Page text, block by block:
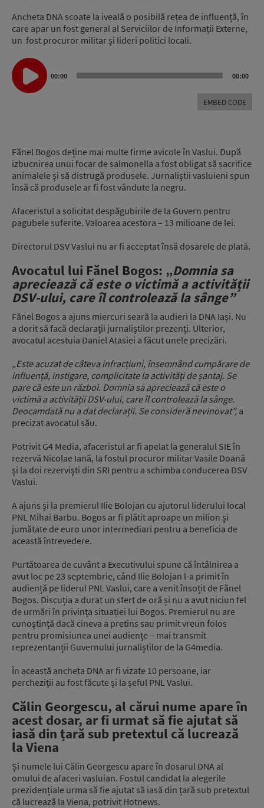
Ancheta DNA scoate la iveală o posibilă rețea de influență, în
care apar un fost general al Serviciilor de Informații Externe,
un fost procuror militar și lideri politici locali.
Audio
Player
00:00 00:00
EMBED CODE
Fănel Bogos deține mai multe firme avicole în Vaslui. După
izbucnirea unui focar de salmonella a fost obligat să sacrifice
animalele și să distrugă produsele. Jurnaliștii vasluieni spun
însă că produsele ar fi fost vândute la negru.
Afaceristul a solicitat despăgubirile de la Guvern pentru
pagubele suferite. Valoarea acestora – 13 milioane de lei.
Directorul DSV Vaslui nu ar fi acceptat însă dosarele de plată.
Avocatul lui Fănel Bogos: „Domnia sa
apreciează că este o victimă a activității
DSV-ului, care îl controlează la sânge”
Fănel Bogos a ajuns miercuri seară la audieri la DNA Iași. Nu
a dorit să facă declarații jurnaliștilor prezenți. Ulterior,
avocatul acestuia Daniel Atasiei a făcut unele precizări.
„Este acuzat de câteva infracțiuni, însemnând cumpărare de
influență, instigare, complicitate la activități de șantaj. Se
pare că este un război. Domnia sa apreciează că este o
victimă a activității DSV-ului, care îl controlează la sânge.
Deocamdată nu a dat declarații. Se consideră nevinovat”, a
precizat avocatul său.
Potrivit G4 Media, afaceristul ar fi apelat la generalul SIE în
rezervă Nicolae Iană, la fostul procuror militar Vasile Doană
şi la doi rezervişti din SRI pentru a schimba conducerea DSV
Vaslui.
A ajuns și la premierul Ilie Bolojan cu ajutorul liderului local
PNL Mihai Barbu. Bogos ar fi plătit aproape un milion și
jumătate de euro unor intermediari pentru a beneficia de
această întrevedere.
Purtătoarea de cuvânt a Executivului spune că întâlnirea a
avut loc pe 23 septembrie, când Ilie Bolojan l-a primit în
audiență pe liderul PNL Vaslui, care a venit însoțit de Fănel
Bogos. Discuția a durat un sfert de oră și nu a avut niciun fel
de urmări în privința situației lui Bogos. Premierul nu are
cunoștință dacă cineva a pretins sau primit vreun folos
pentru promisiunea unei audiențe – mai transmit
reprezentanții Guvernului jurnaliștilor de la G4media.
În această ancheta DNA ar fi vizate 10 persoane, iar
percheziții au fost făcute și la șeful PNL Vaslui.
Călin Georgescu, al cărui nume apare în
acest dosar, ar fi urmat să fie ajutat să
iasă din țară sub pretextul că lucrează
la Viena
Și numele lui Călin Georgescu apare în dosarul DNA al
omului de afaceri vasluian. Fostul candidat la alegerile
prezidențiale urma să fie ajutat să iasă din țară sub pretextul
că lucrează la Viena, potrivit Hotnews.